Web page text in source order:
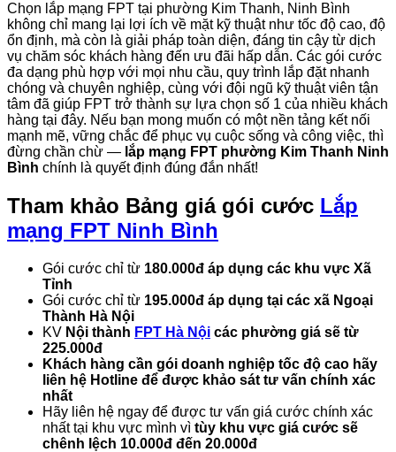
Chọn lắp mạng FPT tại phường Kim Thanh, Ninh Bình
không chỉ mang lại lợi ích về mặt kỹ thuật như tốc độ cao, độ
ổn định, mà còn là giải pháp toàn diện, đáng tin cậy từ dịch
vụ chăm sóc khách hàng đến ưu đãi hấp dẫn. Các gói cước
đa dạng phù hợp với mọi nhu cầu, quy trình lắp đặt nhanh
chóng và chuyên nghiệp, cùng với đội ngũ kỹ thuật viên tận
tâm đã giúp FPT trở thành sự lựa chọn số 1 của nhiều khách
hàng tại đây. Nếu bạn mong muốn có một nền tảng kết nối
mạnh mẽ, vững chắc để phục vụ cuộc sống và công việc, thì
đừng chần chừ — lắp mạng FPT phường Kim Thanh Ninh
Bình chính là quyết định đúng đắn nhất!
Tham khảo Bảng giá gói cước Lắp
mạng FPT Ninh Bình
Gói cước chỉ từ 180.000đ áp dụng các khu vực Xã
Tỉnh
Gói cước chỉ từ 195.000đ áp dụng tại các xã Ngoại
Thành Hà Nội
KV Nội thành FPT Hà Nội các phường giá sẽ từ
225.000đ
Khách hàng cần gói doanh nghiệp tốc độ cao hãy
liên hệ Hotline để được khảo sát tư vấn chính xác
nhất
Hãy liên hệ ngay để được tư vấn giá cước chính xác
nhất tại khu vực mình vì tùy khu vực giá cước sẽ
chênh lệch 10.000đ đến 20.000đ